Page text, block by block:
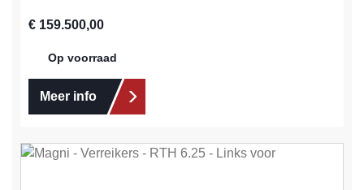
Normale prijs:
€ 159.500,00
Op voorraad
Meer info